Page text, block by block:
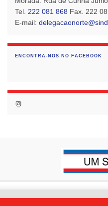
Tel. 222 081 868 Fax. 222
E-mail:
ENCONTRA-NOS NO FACEBOOK
Instagram